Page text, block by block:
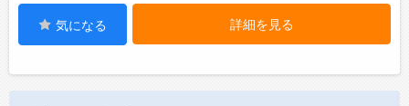
気になる 詳細を見る